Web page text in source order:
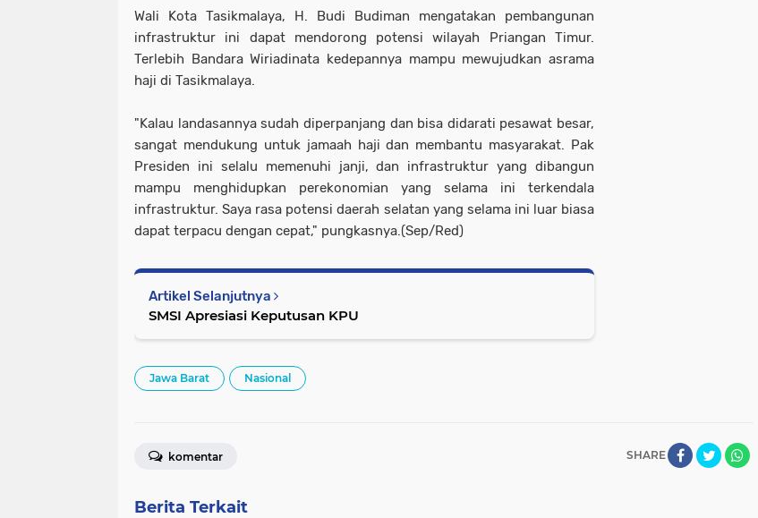
Wali Kota Tasikmalaya, H. Budi Budiman mengatakan pembangunan
infrastruktur ini dapat mendorong potensi wilayah Priangan Timur.
Terlebih Bandara Wiriadinata kedepannya mampu mewujudkan asrama
haji di Tasikmalaya.
"Kalau landasannya sudah diperpanjang dan bisa didarati pesawat besar,
sangat mendukung untuk jamaah haji dan membantu masyarakat. Pak
Presiden ini selalu memenuhi janji, dan infrastruktur yang dibangun
mampu menghidupkan perekonomian yang selama ini terkendala
infrastruktur. Saya rasa potensi daerah selatan yang selama ini luar biasa
dapat terpacu dengan cepat," pungkasnya.(Sep/Red)
Artikel Selanjutnya
SMSI Apresiasi Keputusan KPU
Jawa Barat Nasional
SHARE
komentar
Berita Terkait